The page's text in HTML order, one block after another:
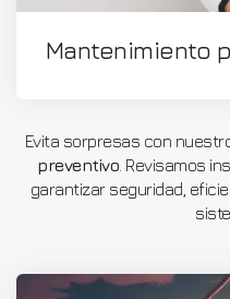
Mantenimiento
Evita sorpresas con
preventivo . Revisamos
garantizar seguridad,